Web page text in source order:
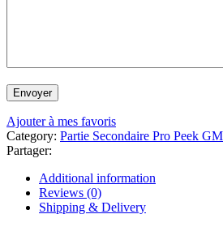
Ajouter à mes favoris
Category: Partie Secondaire Pro Peek GM
Partager:
Additional information
Reviews (0)
Shipping & Delivery